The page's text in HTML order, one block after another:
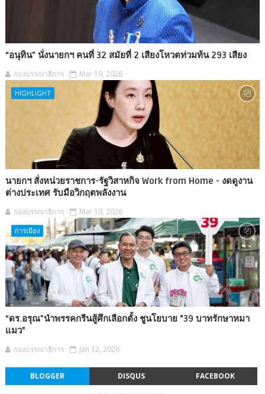
“อนุทิน” นั่งนายกฯ คนที่ 32 สมัยที่ 2 เสียงโหวตท่วมท้น 293 เสียง
กองบรรณาธิการ Mar 19, 2026
HIGHLIGHT
นายกฯ สั่งหน่วยราชการ-รัฐวิสาหกิจ Work from Home - งดดูงาน
ต่างประเทศ รับมือวิกฤตพลังงาน
กองบรรณาธิการ Mar 10, 2026
การเมือง
“ดร.อรุณ”นำพรรคกรีนสู้ศึกเลือกตั้ง ชูนโยบาย "39 บาทรักษาหมา
แมว"
กองบรรณาธิการ Jan 12, 2026
BLOGGER DISQUS FACEBOOK